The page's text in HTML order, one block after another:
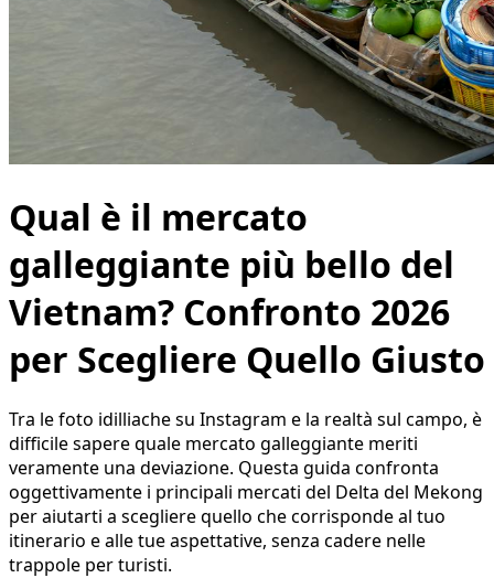
Qual è il mercato
galleggiante più bello del
Vietnam? Confronto 2026
per Scegliere Quello Giusto
Tra le foto idilliache su Instagram e la realtà sul campo, è
difficile sapere quale mercato galleggiante meriti
veramente una deviazione. Questa guida confronta
oggettivamente i principali mercati del Delta del Mekong
per aiutarti a scegliere quello che corrisponde al tuo
itinerario e alle tue aspettative, senza cadere nelle
trappole per turisti.